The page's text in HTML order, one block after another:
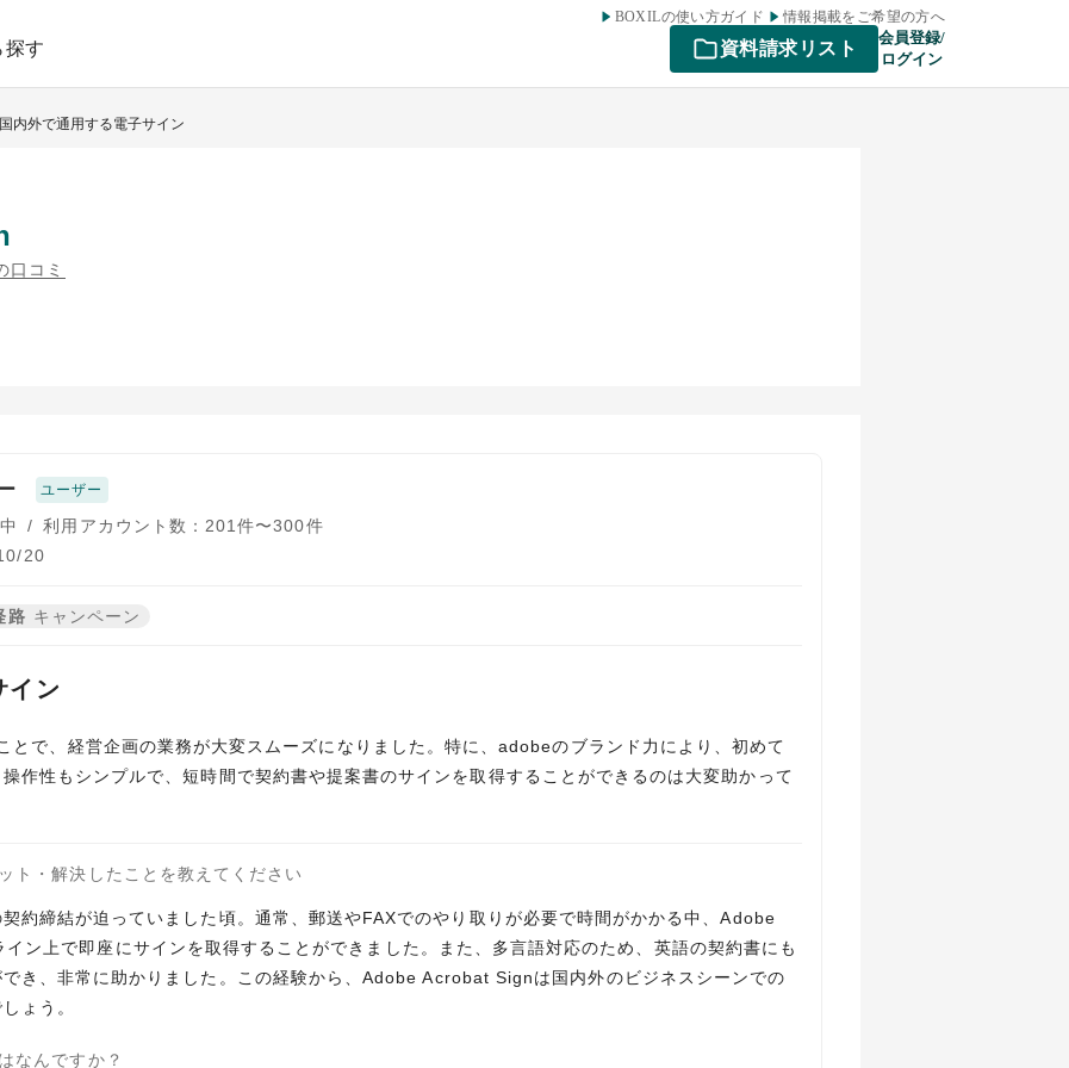
BOXILの使い方ガイド 情報掲載をご希望の方へ
探す 資料請求リスト
会員登録/
ログイン
内外で通用する電子サイン
口コミ
ユーザー
/ 利用アカウント数：201件〜300件
20
路 キャンペーン
イン
で、経営企画の業務が大変スムーズになりました。特に、adobeのブランド力により、初めて
作性もシンプルで、短時間で契約書や提案書のサインを取得することができるのは大変助かって
ト・解決したことを教えてください
約締結が迫っていました頃。通常、郵送やFAXでのやり取りが必要で時間がかかる中、Adobe
ン上で即座にサインを取得することができました。また、多言語対応のため、英語の契約書にも
き、非常に助かりました。この経験から、Adobe Acrobat Signは国内外のビジネスシーンでの
ょう。
なんですか？